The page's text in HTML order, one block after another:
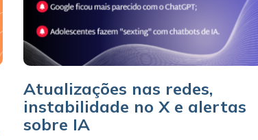
Atualizações nas redes,
instabilidade no X e alertas
sobre IA